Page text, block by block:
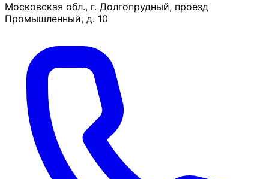
Московская обл., г. Долгопрудный, проезд
Промышленный, д. 10